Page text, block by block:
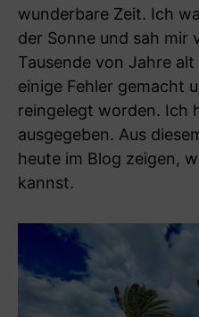
wunderbare Zeit. Ich
der Sonne und sah mir
Tausende von Jahre
einige Fehler gemacht
reingelegt worden. Ich
ausgegeben. Aus
heute im Blog zeigen,
kannst.